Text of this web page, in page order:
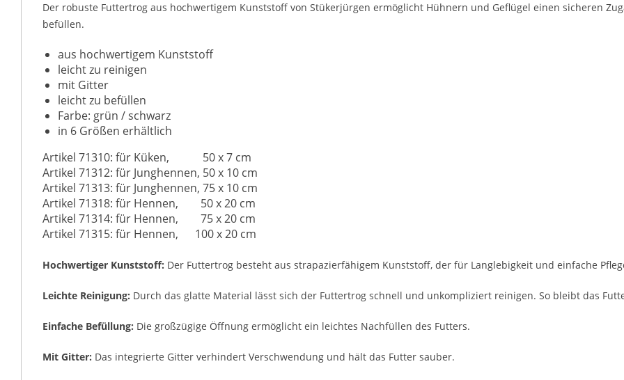
Der robuste Futtertrog aus hochwertigem Kunststoff von Stükerjürgen ermöglicht Hühnern und Geflügel einen sicheren
befüllen.
aus hochwertigem Kunststoff
leicht zu reinigen
mit Gitter
leicht zu befüllen
Farbe: grün / schwarz
in 6 Größen erhältlich
Artikel 71310: für Küken, 50 x 7 cm
Artikel 71312: für Junghennen, 50 x 10 cm
Artikel 71313: für Junghennen, 75 x 10 cm
Artikel 71318: für Hennen, 50 x 20 cm
Artikel 71314: für Hennen, 75 x 20 cm
Artikel 71315: für Hennen, 100 x 20 cm
Hochwertiger Kunststoff: Der Futtertrog besteht aus strapazierfähigem Kunststoff, der für Langlebigkeit und einfache
Leichte Reinigung: Durch das glatte Material lässt sich der Futtertrog schnell und unkompliziert reinigen. So bleibt das
Einfache Befüllung: Die großzügige Öffnung ermöglicht ein leichtes Nachfüllen des Futters.
Mit Gitter: Das integrierte Gitter verhindert Verschwendung und hält das Futter sauber.